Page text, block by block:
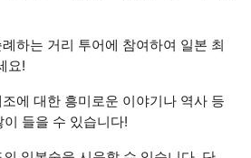
하는 거리 투어에 참여하여 일본 최
요!
에 대한 흥미로운 이야기나 역사 등
들을 수 있습니다!